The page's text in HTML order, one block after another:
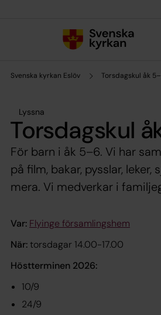
Svenska kyrkan Eslöv Torsdagskul åk
Lyssna
Torsdagskul
För barn i åk 5–6. Vi har
på film, bakar, pysslar, leker,
mera. Vi medverkar i
Var: Flyinge församlingshem
När:torsdagar 14.00-17.00
Höstterminen 2026:
10/9
24/9